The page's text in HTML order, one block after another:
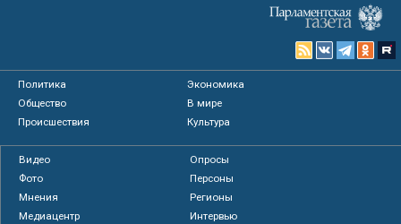
Политика
Экономика
Общество
В мире
Происшествия
Культура
Видео
Опросы
Фото
Персоны
Мнения
Регионы
Медиацентр
Интервью